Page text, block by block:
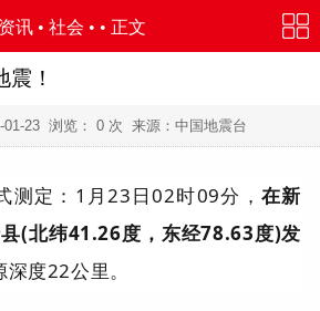
资讯 • 社会 • • 正文
！
01-23 浏览： 0 次 来源：中国地震台
测定：1月23日02时09分，在新
(北纬41.26度，东经78.63度)发
深度22公里。